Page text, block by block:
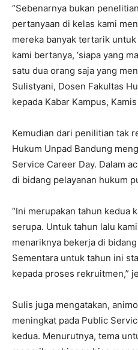
“Sebenarnya bukan
pertanyaan di kelas kami
mereka banyak tertarik
kami bertanya, ‘siapa yang
satu dua orang saja yang
Sulistyani, Dosen Fakultas
kepada Kabar Kampus,
Kemudian dari penilitian tak
Hukum Unpad Bandung
Service Career Day. Dalam
di bidang pelayanan hukum
“Ini merupakan tahun kedua
serupa. Untuk tahun lalu
menariknya bekerja di
Sementara untuk tahun ini
kepada proses rekruitmen,”
Sulis juga mengatakan,
meningkat pada Public
kedua. Menurutnya, tema